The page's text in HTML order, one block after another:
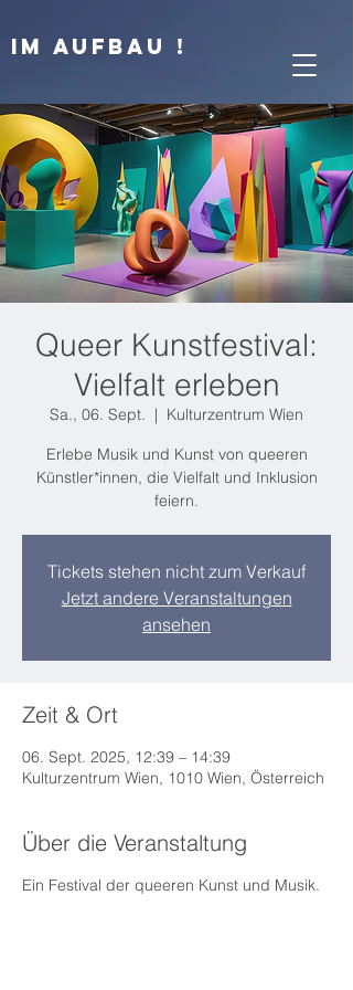
IM AUFBAU !
Queer Kunstfestival:
Vielfalt erleben
Sa., 06. Sept.
  |
Kulturzentrum Wien
Erlebe Musik und Kunst von queeren
Künstler*innen, die Vielfalt und Inklusion
feiern.
Tickets stehen nicht zum Verkauf
Jetzt andere Veranstaltungen
ansehen
Zeit & Ort
06. Sept. 2025, 12:39 – 14:39
Kulturzentrum Wien, 1010 Wien, Österreich
Über die Veranstaltung
Ein Festival der queeren Kunst und Musik.